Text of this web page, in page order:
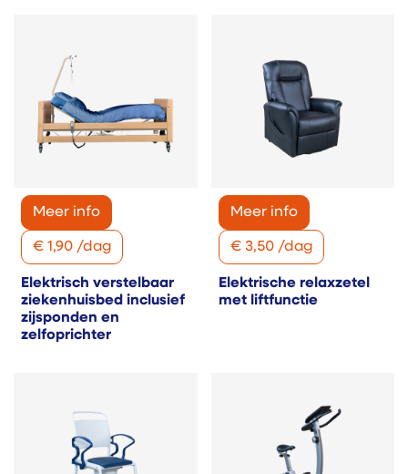
Meer info
€ 1,90 /dag
Elektrisch verstelbaar
ziekenhuisbed inclusief
zijsponden en
zelfoprichter
Meer info
€ 3,50 /dag
Elektrische relaxzetel
met liftfunctie